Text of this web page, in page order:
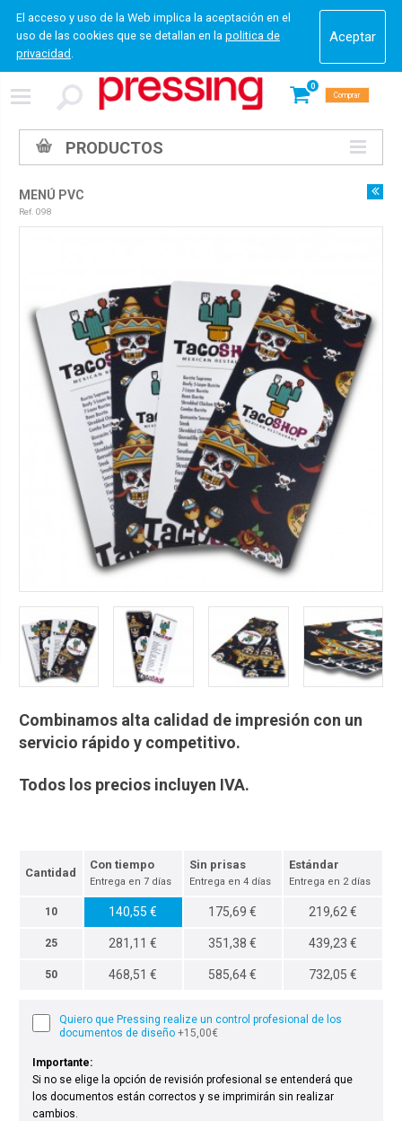
El acceso y uso de la Web implica la aceptación en el
uso de las cookies que se detallan en la politica de
privacidad .
0
Comprar
PRODUCTOS
MENÚ PVC
Ref. 098
Combinamos alta calidad de impresión con un
servicio rápido y competitivo.
Todos los precios incluyen IVA.
Cantidad
Con tiempo
Entrega en 7 días
Sin prisas
Entrega en 4 días
Estándar
Entrega en 2 días
10 140,55 € 175,69 € 219,62 €
25 281,11 € 351,38 € 439,23 €
50 468,51 € 585,64 € 732,05 €
Quiero que Pressing realize un control profesional de los
documentos de diseño +15,00€
Importante:
Si no se elige la opción de revisión profesional se entenderá que
los documentos están correctos y se imprimirán sin realizar
cambios.